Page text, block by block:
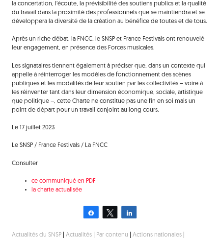
la concertation, l’écoute, la prévisibilité des soutiens publics et la qualité
du travail dans la proximité des professionnels que se maintiendra et se
développera la diversité de la création au bénéfice de toutes et de tous.
Après un riche débat, la FNCC, le SNSP et France Festivals ont renouvelé
leur engagement, en présence des Forces musicales.
Les signataires tiennent également à préciser que, dans un contexte qui
appelle à réinterroger les modèles de fonctionnement des scènes
publiques et les modalités de leur soutien par les collectivités – voire à
les réinventer tant dans leur dimension économique, sociale, artistique
que politique –, cette Charte ne constitue pas une fin en soi mais un
point de départ pour un travail conjoint au long cours.
Le 17 juillet 2023
Le SNSP / France Festivals / La FNCC
Consulter
ce communiqué en PDF
la charte actualisée
Partagez Tweetez
Actualités du SNSP| Actualités| Par contenu Actions nationales|